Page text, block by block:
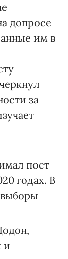
допросе
им в
за
пост
годах. В